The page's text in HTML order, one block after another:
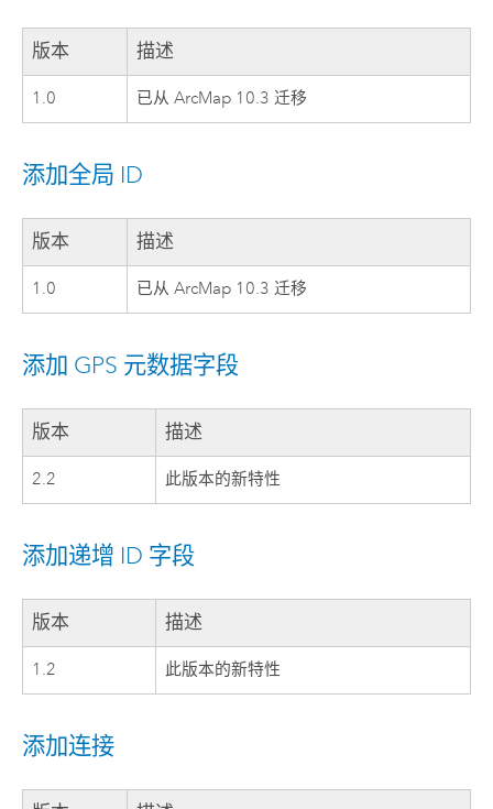
版本 描述
1.0 已从 ArcMap 10.3 迁移
添加全局 ID
版本 描述
1.0 已从 ArcMap 10.3 迁移
添加 GPS 元数据字段
版本 描述
2.2 此版本的新特性
添加递增 ID 字段
版本 描述
1.2 此版本的新特性
添加连接